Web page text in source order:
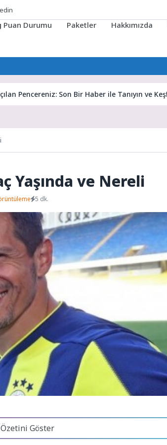
Puan Durumu Paketler Hakkımızda
Son Bir Haber ile Tanıyın ve Keşfedin
Yaşında ve Nereli
5 dk.
Özetini Göster